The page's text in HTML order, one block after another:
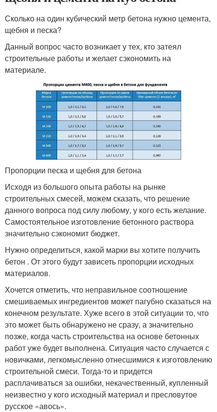
Сколько на один кубический метр бетона нужно цемента,
щебня и песка?
Данный вопрос часто возникает у тех, кто затеял
строительные работы и желает сэкономить на
материале.
Пропорции песка и щебня для бетона
Исходя из большого опыта работы на рынке
строительных смесей, можем сказать, что решение
данного вопроса под силу любому, у кого есть желание.
Самостоятельное изготовление бетонного раствора
значительно сэкономит бюджет.
Нужно определиться, какой марки вы хотите получить
бетон . От этого будут зависеть пропорции исходных
материалов.
Хочется отметить, что неправильное соотношение
смешиваемых ингредиентов может пагубно сказаться на
конечном результате. Хуже всего в этой ситуации то, что
это может быть обнаружено не сразу, а значительно
позже, когда часть строительства на основе бетонных
работ уже будет выполнена. Ситуация часто случается с
новичками, легкомысленно отнесшимися к изготовлению
строительной смеси. Тогда-то и придется
расплачиваться за ошибки, некачественный, купленный
неизвестно у кого исходный материал и пресловутое
русское «авось».